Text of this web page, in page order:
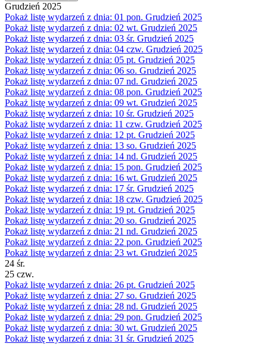
Grudzień 2025
Pokaż listę wydarzeń z dnia: 01 pon. Grudzień 2025
Pokaż listę wydarzeń z dnia: 02 wt. Grudzień 2025
Pokaż listę wydarzeń z dnia: 03 śr. Grudzień 2025
Pokaż listę wydarzeń z dnia: 04 czw. Grudzień 2025
Pokaż listę wydarzeń z dnia: 05 pt. Grudzień 2025
Pokaż listę wydarzeń z dnia: 06 so. Grudzień 2025
Pokaż listę wydarzeń z dnia: 07 nd. Grudzień 2025
Pokaż listę wydarzeń z dnia: 08 pon. Grudzień 2025
Pokaż listę wydarzeń z dnia: 09 wt. Grudzień 2025
Pokaż listę wydarzeń z dnia: 10 śr. Grudzień 2025
Pokaż listę wydarzeń z dnia: 11 czw. Grudzień 2025
Pokaż listę wydarzeń z dnia: 12 pt. Grudzień 2025
Pokaż listę wydarzeń z dnia: 13 so. Grudzień 2025
Pokaż listę wydarzeń z dnia: 14 nd. Grudzień 2025
Pokaż listę wydarzeń z dnia: 15 pon. Grudzień 2025
Pokaż listę wydarzeń z dnia: 16 wt. Grudzień 2025
Pokaż listę wydarzeń z dnia: 17 śr. Grudzień 2025
Pokaż listę wydarzeń z dnia: 18 czw. Grudzień 2025
Pokaż listę wydarzeń z dnia: 19 pt. Grudzień 2025
Pokaż listę wydarzeń z dnia: 20 so. Grudzień 2025
Pokaż listę wydarzeń z dnia: 21 nd. Grudzień 2025
Pokaż listę wydarzeń z dnia: 22 pon. Grudzień 2025
Pokaż listę wydarzeń z dnia: 23 wt. Grudzień 2025
24 śr.
25 czw.
Pokaż listę wydarzeń z dnia: 26 pt. Grudzień 2025
Pokaż listę wydarzeń z dnia: 27 so. Grudzień 2025
Pokaż listę wydarzeń z dnia: 28 nd. Grudzień 2025
Pokaż listę wydarzeń z dnia: 29 pon. Grudzień 2025
Pokaż listę wydarzeń z dnia: 30 wt. Grudzień 2025
Pokaż listę wydarzeń z dnia: 31 śr. Grudzień 2025